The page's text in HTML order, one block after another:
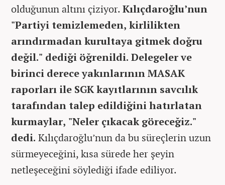
olduğunun altını çiziyor.Kılıçdaroğlu’nun
"Partiyi temizlemeden, kirlilikten
arındırmadan kurultaya gitmek doğru
değil." dediği öğrenildi. Delegeler ve
birinci derece yakınlarının MASAK
raporları ile SGK kayıtlarının savcılık
tarafından talep edildiğini hatırlatan
kurmaylar, "Neler çıkacak göreceğiz."
dedi. Kılıçdaroğlu’nun da bu süreçlerin uzun
sürmeyeceğini, kısa sürede her şeyin
netleşeceğini söylediği ifade ediliyor.